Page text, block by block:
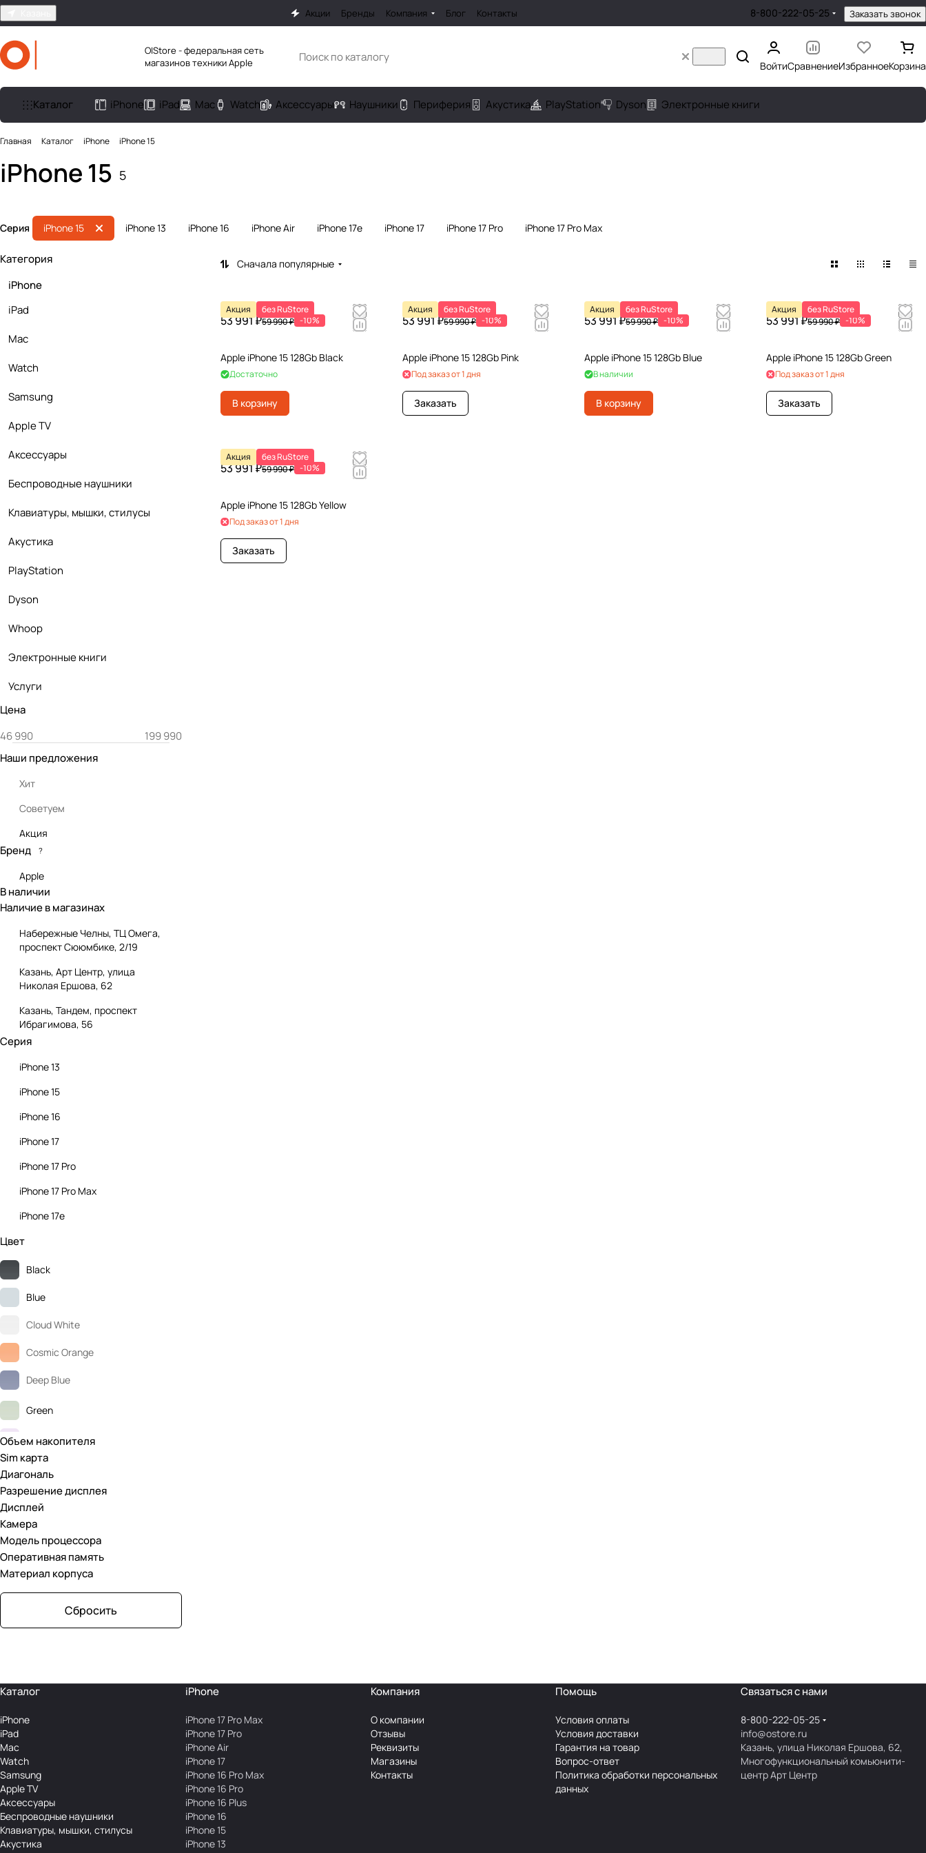
Акции Бренды Компания Блог Контакты 8-800-222-05-25 Заказать звонок
O|Store - федеральная сеть
магазинов техники Apple
ВойтиСравнениеИзбранноеКорзина
Каталог iPhone iPad Mac Watch Аксесcуары Наушники Периферия Акустика PlayStation Dyson Электронные книги
Главная Каталог iPhone iPhone 15
iPhone 15 5
Серия iPhone 13
iPhone 15 iPhone 16 iPhone Air iPhone 17e iPhone 17 iPhone 17 Pro iPhone 17 Pro Max
Сначала популярные
Акция без RuStore
53 991 ₽59 990 ₽ -10%
Apple iPhone 15 128Gb Black
Достаточно
В корзину
Акция без RuStore
53 991 ₽59 990 ₽ -10%
Apple iPhone 15 128Gb Pink
Под заказ от 1 дня
Заказать
Акция без RuStore
53 991 ₽59 990 ₽ -10%
Apple iPhone 15 128Gb Blue
В наличии
В корзину
Акция без RuStore
53 991 ₽59 990 ₽ -10%
Apple iPhone 15 128Gb Green
Под заказ от 1 дня
Заказать
Акция без RuStore
53 991 ₽59 990 ₽ -10%
Apple iPhone 15 128Gb Yellow
Под заказ от 1 дня
Заказать
Категория
iPhone
iPad
Mac
Watch
Samsung
Apple TV
Аксесcуары
Беcпроводные наушники
Клавиатуры, мышки, стилусы
Акустика
PlayStation
Dyson
Whoop
Электронные книги
Услуги
Цена
Наши предложения
Хит
Советуем
Акция
Бренд ?
Apple
В наличии
Наличие в магазинах
Набережные Челны, ТЦ Омега,
проспект Сююмбике, 2/19
Казань, Арт Центр, улица
Николая Ершова, 62
Казань, Тандем, проспект
Ибрагимова, 56
Серия
iPhone 13
iPhone 15
iPhone 16
iPhone 17
iPhone 17 Pro
iPhone 17 Pro Max
iPhone 17e
iPhone Air
Цвет
Black
Blue
Cloud White
Cosmic Orange
Deep Blue
Green
Lavender
Light Gold
Midnight
Mist Blue
Pink
Sage
Sky Blue
Space Black
Ultramarine
White
Yellow
Объем накопителя
Sim карта
Диагональ
Разрешение дисплея
Дисплей
Камера
Модель процессора
Оперативная память
Материал корпуса
Сбросить
Каталог
iPhone
iPad
Mac
Watch
Samsung
Apple TV
Аксесcуары
Беcпроводные наушники
Клавиатуры, мышки, стилусы
Акустика
iPhone
iPhone 17 Pro Max
iPhone 17 Pro
iPhone Air
iPhone 17
iPhone 16 Pro Max
iPhone 16 Pro
iPhone 16 Plus
iPhone 16
iPhone 15
iPhone 13
Компания
О компании
Отзывы
Реквизиты
Магазины
Контакты
Помощь
Условия оплаты
Условия доставки
Гарантия на товар
Вопрос-ответ
Политика обработки персональных
данных
Связаться с нами
8-800-222-05-25
info@ostore.ru
Казань, улица Николая Ершова, 62,
Многофункциональный комьюнити-
центр Арт Центр